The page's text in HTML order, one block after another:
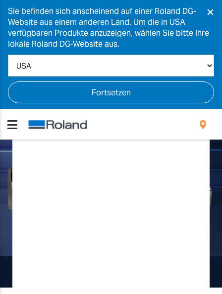
Sie befinden sich anscheinend auf einer Roland DG-
Website aus einem anderen Land. Um die in USA
verfügbaren Produkte anzuzeigen, wählen Sie bitte Ihre
lokale Roland DG-Website aus.
Fortsetzen
×